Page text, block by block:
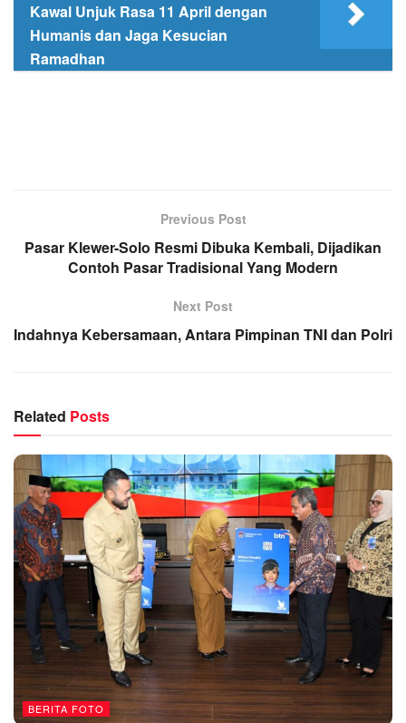
Kawal Unjuk Rasa 11 April dengan
Humanis dan Jaga Kesucian
Ramadhan
Previous Post
Pasar Klewer-Solo Resmi Dibuka Kembali, Dijadikan
Contoh Pasar Tradisional Yang Modern
Next Post
Indahnya Kebersamaan, Antara Pimpinan TNI dan Polri
Related Posts
BERITA FOTO